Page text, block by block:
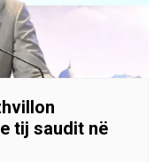
tij saudit në